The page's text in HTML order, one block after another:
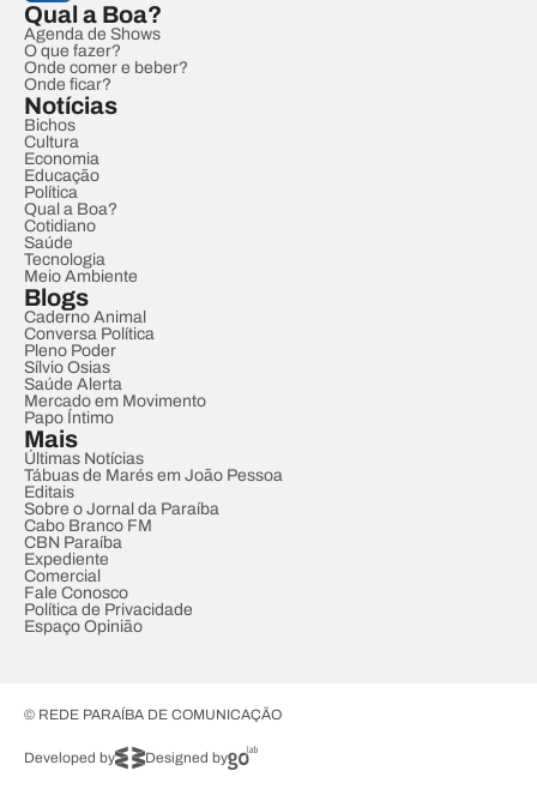
Qual a Boa?
Agenda de Shows
O que fazer?
Onde comer e beber?
Onde ficar?
Notícias
Bichos
Cultura
Economia
Educação
Política
Qual a Boa?
Cotidiano
Saúde
Tecnologia
Meio Ambiente
Blogs
Caderno Animal
Conversa Política
Pleno Poder
Sílvio Osias
Saúde Alerta
Mercado em Movimento
Papo Íntimo
Mais
Últimas Notícias
Tábuas de Marés em João Pessoa
Editais
Sobre o Jornal da Paraíba
Cabo Branco FM
CBN Paraíba
Expediente
Comercial
Fale Conosco
Política de Privacidade
Espaço Opinião
© REDE PARAÍBA DE COMUNICAÇÃO
Developed by Designed by